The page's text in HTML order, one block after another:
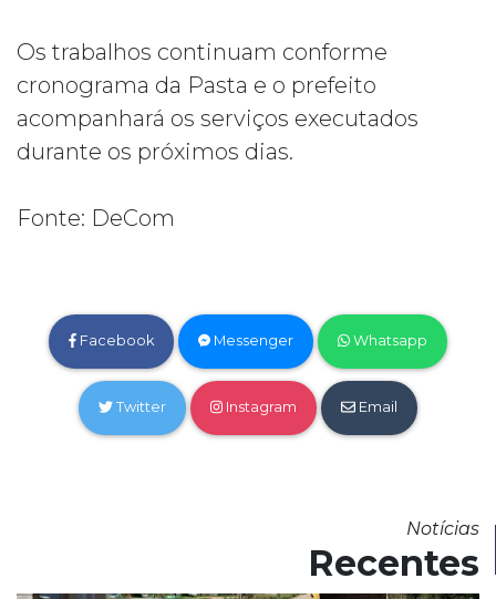
Os trabalhos continuam conforme
cronograma da Pasta e o prefeito
acompanhará os serviços executados
durante os próximos dias.
Fonte: DeCom
Facebook Messenger Whatsapp
Twitter Instagram Email
Notícias
Recentes